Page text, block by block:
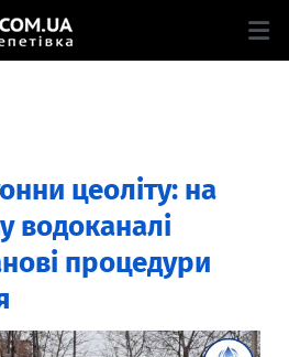
цеоліту: на
водоканалі
процедури